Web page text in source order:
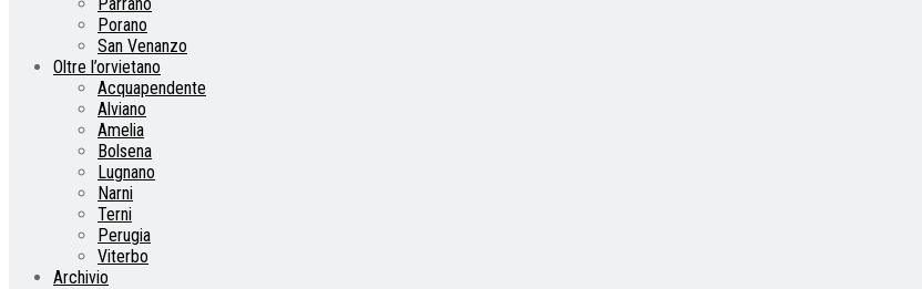
Porano
San Venanzo
Oltre l’orvietano
Acquapendente
Alviano
Amelia
Bolsena
Lugnano
Narni
Terni
Perugia
Viterbo
Archivio